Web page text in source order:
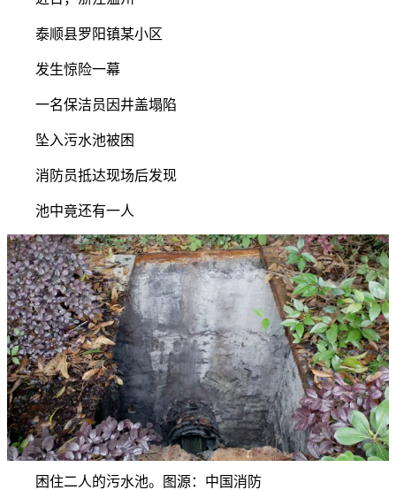
泰顺县罗阳镇某小区
发生惊险一幕
一名保洁员因井盖塌陷
坠入污水池被困
消防员抵达现场后发现
池中竟还有一人
困住二人的污水池。图源：中国消防